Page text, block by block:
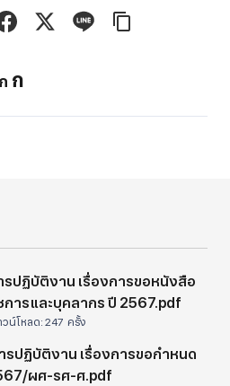
กReset
กIncrease
ปฏิบัติงาน เรื่องการขอหนังสือ
ารและบุคลากร ปี 2567.pdf
วน์โหลด: 247 ครั้ง
ปฏิบัติงาน เรื่องการขอกำหนด
ผศ-รศ-ศ.pdf